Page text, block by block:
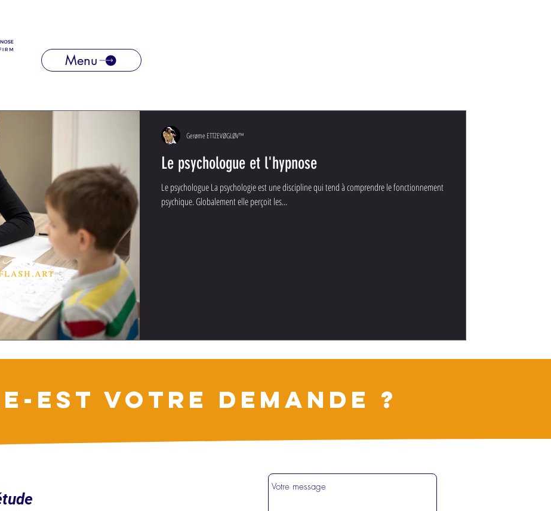
Menu
Le psychologue et l'hypnose
Le psychologue La psychologie est une discipline qui tend à comprendre le fonctionnement
psychique. Globalement elle perçoit les...
Gerøme ETTZEVØGLØV™
EST VOTRE DEMANDE ?